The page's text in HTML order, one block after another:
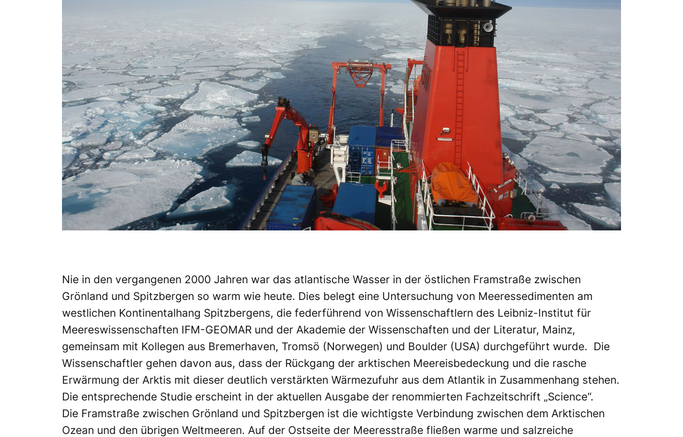
Nie in den vergangenen 2000 Jahren war das atlantische Wasser in der östlichen Framstraße zwischen
Grönland und Spitzbergen so warm wie heute. Dies belegt eine Untersuchung von Meeressedimenten am
westlichen Kontinentalhang Spitzbergens, die federführend von Wissenschaftlern des Leibniz-Institut für
Meereswissenschaften IFM-GEOMAR und der Akademie der Wissenschaften und der Literatur, Mainz,
gemeinsam mit Kollegen aus Bremerhaven, Tromsö (Norwegen) und Boulder (USA) durchgeführt wurde. Die
Wissenschaftler gehen davon aus, dass der Rückgang der arktischen Meereisbedeckung und die rasche
Erwärmung der Arktis mit dieser deutlich verstärkten Wärmezufuhr aus dem Atlantik in Zusammenhang stehen.
Die entsprechende Studie erscheint in der aktuellen Ausgabe der renommierten Fachzeitschrift „Science“.
Die Framstraße zwischen Grönland und Spitzbergen ist die wichtigste Verbindung zwischen dem Arktischen
Ozean und den übrigen Weltmeeren. Auf der Ostseite der Meeresstraße fließen warme und salzreiche